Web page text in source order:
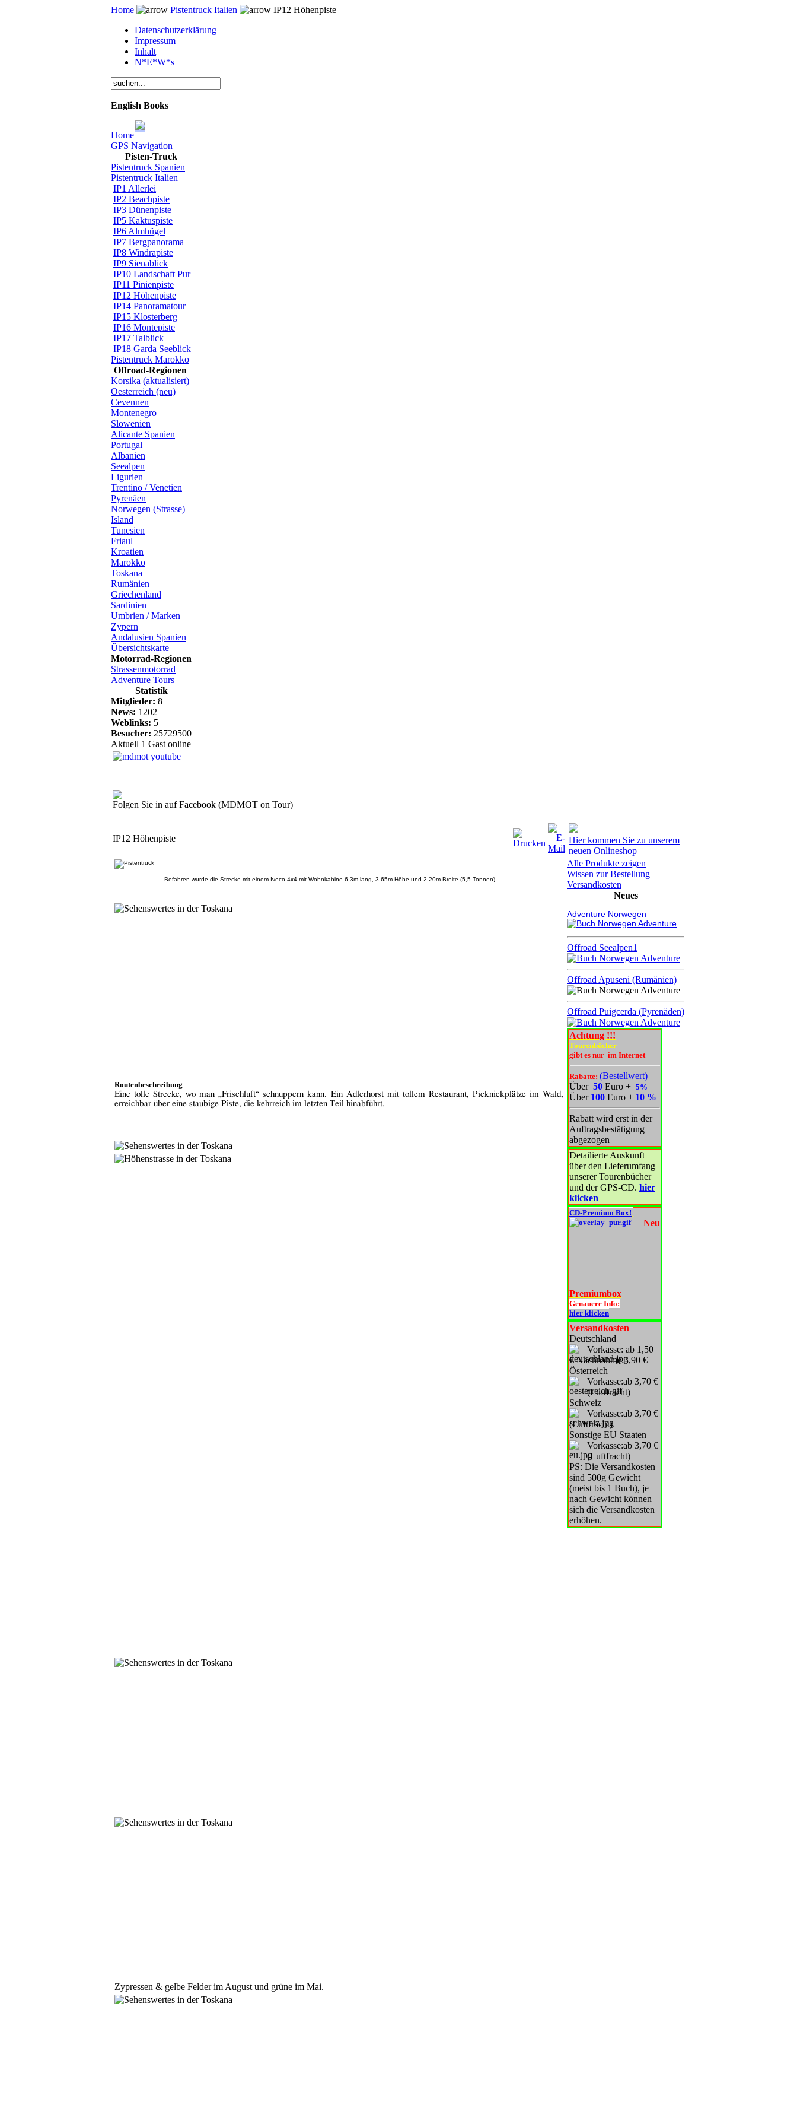
Home Pistentruck Italien
IP12 Höhenpiste
Datenschutzerklärung
Impressum
Inhalt
N*E*W*s
English Books
Home
GPS Navigation
Pisten-Truck
Pistentruck Spanien
Pistentruck Italien
IP1 Allerlei
IP2 Beachpiste
IP3 Dünenpiste
IP5 Kaktuspiste
IP6 Almhügel
IP7 Bergpanorama
IP8 Windrapiste
IP9 Sienablick
IP10 Landschaft Pur
IP11 Pinienpiste
IP12 Höhenpiste
IP14 Panoramatour
IP15 Klosterberg
IP16 Montepiste
IP17 Talblick
IP18 Garda Seeblick
Pistentruck Marokko
Offroad-Regionen
Korsika (aktualisiert)
Oesterreich (neu)
Cevennen
Montenegro
Slowenien
Alicante Spanien
Portugal
Albanien
Seealpen
Ligurien
Trentino / Venetien
Pyrenäen
Norwegen (Strasse)
Island
Tunesien
Friaul
Kroatien
Marokko
Toskana
Rumänien
Griechenland
Sardinien
Umbrien / Marken
Zypern
Andalusien Spanien
Übersichtskarte
Motorrad-Regionen
Strassenmotorrad
Adventure Tours
Statistik
Mitglieder: 8
News: 1202
Weblinks: 5
Besucher: 25729500
Aktuell 1 Gast online
Folgen Sie in auf Facebook (MDMOT on Tour)
IP12 Höhenpiste
Befahren wurde die Strecke mit einem Iveco 4x4 mit Wohnkabine 6,3m lang, 3,65m Höhe und 2,20m Breite (5,5 Tonnen)
Routenbeschreibung
Eine tolle Strecke, wo man „Frischluft“ schnuppern kann. Ein Adlerhorst mit tollem Restaurant, Picknickplätze im Wald,
erreichbar über eine staubige Piste, die kehrreich im letzten Teil hinabführt.
Zypressen & gelbe Felder im August und grüne im Mai.
Hier kommen Sie zu unserem
neuen Onlineshop
Alle Produkte zeigen
Wissen zur Bestellung
Versandkosten
Neues
Adventure Norwegen
Offroad Seealpen1
Offroad Apuseni (Rumänien)
Offroad Puigcerda (Pyrenäden)
Achtung !!!
Tourenbücher
gibt es nur im Internet
Rabatte: (Bestellwert)
Über 50 Euro + 5%
Über 100 Euro + 10 %
Rabatt wird erst in der
Auftragsbestätigung
abgezogen
Detailierte Auskunft
über den Lieferumfang
unserer Tourenbücher
und der GPS-CD. hier
klicken
CD-Premium Box!
Neu
Premiumbox
Genauere Info:
hier klicken
Versandkosten
Deutschland
Vorkasse: ab 1,50
€ Nachnahme:3,90 €
Österreich
Vorkasse:ab 3,70 €
(Luftfracht)
Schweiz
Vorkasse:ab 3,70 €
(Luftfracht)
Sonstige EU Staaten
Vorkasse:ab 3,70 €
(Luftfracht)
PS: Die Versandkosten
sind 500g Gewicht
(meist bis 1 Buch), je
nach Gewicht können
sich die Versandkosten
erhöhen.